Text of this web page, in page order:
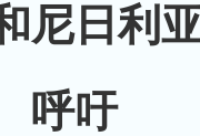
尼日利
呼吁